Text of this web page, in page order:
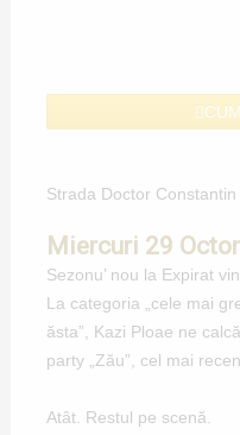
Strada Doctor
Miercuri 29
Sezonu’ nou la Expirat
La categoria „cele mai
ăsta”, Kazi Ploae ne
party „Zău”, cel mai
Atât. Restul pe scenă.